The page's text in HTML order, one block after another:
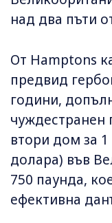
над два пъти
От Hamptons
предвид
години,
чуждестранен
втори дом за
долара) във
750 паунда,
ефективна